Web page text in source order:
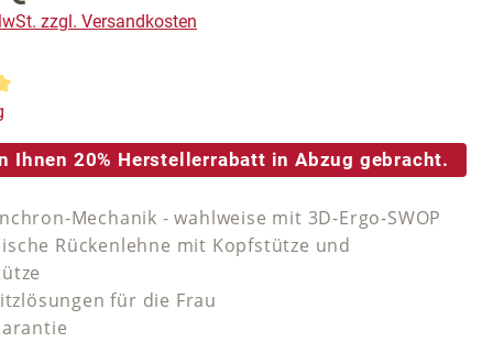
zzgl. Versandkosten
Bewertung von 5 von 5 Sternen
Ihnen 20% Herstellerrabatt in Abzug gebracht.
Mechanik - wahlweise mit 3D-Ergo-SWOP
Rückenlehne mit Kopfstütze und
für die Frau